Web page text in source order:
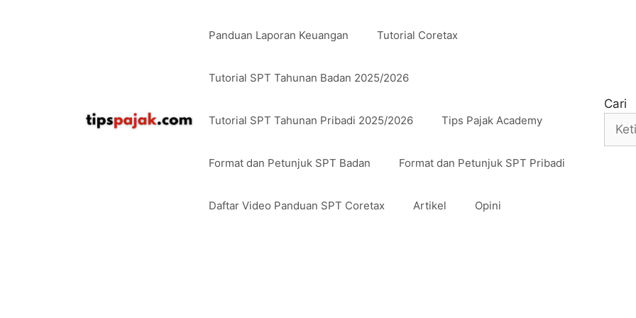
Panduan Laporan Keuangan Tutorial Coretax
Tutorial SPT Tahunan Badan 2025/2026
Tutorial SPT Tahunan Pribadi 2025/2026 Tips Pajak Academy
Format dan Petunjuk SPT Badan Format dan Petunjuk SPT Pribadi
Daftar Video Panduan SPT Coretax Artikel Opini
Cari